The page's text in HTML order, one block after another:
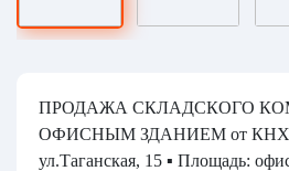
ПРОДАЖА СКЛАДСКОГО
ОФИСНЫМ ЗДАНИЕМ от КНХ ▪️
ул.Таганская, 15 ▪️ Площадь: